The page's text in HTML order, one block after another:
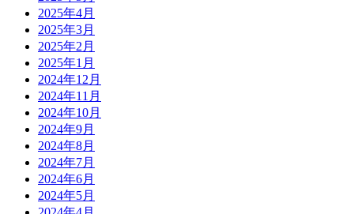
2025年4月
2025年3月
2025年2月
2025年1月
2024年12月
2024年11月
2024年10月
2024年9月
2024年8月
2024年7月
2024年6月
2024年5月